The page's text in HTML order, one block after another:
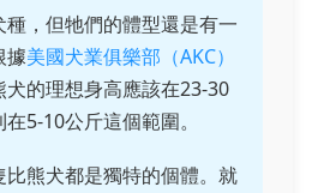
，但牠們的體型還是有一
據美國犬業俱樂部（AKC）
犬的理想身高應該在23-30
5-10公斤這個範圍。
熊犬都是獨特的個體。就